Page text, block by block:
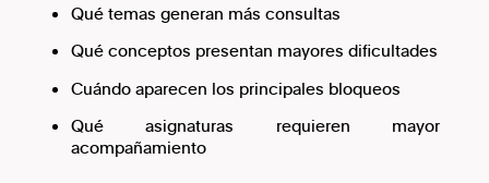
Qué temas generan más consultas
Qué conceptos presentan mayores dificultades
Cuándo aparecen los principales bloqueos
Qué asignaturas requieren mayor
acompañamiento